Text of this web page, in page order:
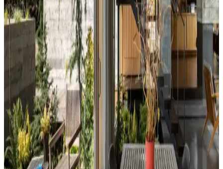
Perde Rengine Uyumlu Nevresim Seçimi: Renk ve
Desenlerle Dekorasyonda Denge Sağlama
Perde ve nevresim uyumu, krem ve magnolia tonlarındaki odalarda
mekanın estetiğini artırır. Kırmızı, kahverengi ve turuncu tonlarıyla
uyumlu renk ve desen önerileri sunulmaktadır.
Ev Dekorasyonunda Denge ve Fonksiyonellik: Renk
Uyumu, Mobilya Yerleşimi ve Estetik İncelemesi
Reddit tartışması üzerinden ev dekorasyonunda renk uyumu,
mobilya yerleşimi ve aksesuar dengesi gibi unsurların yaşam
alanlarının estetik ve fonksiyonelliğini nasıl etkilediği inceleniyor.
Hermes Dekor Ürünleri İncelemesi: Ella'dan
Alışveriş ve Ürün Kalitesi Değerlendirmesi